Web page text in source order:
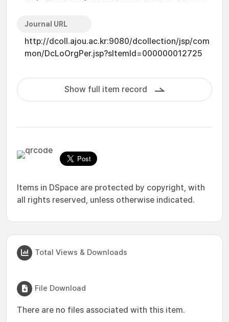
Journal URL
http://dcoll.ajou.ac.kr:9080/dcollection/jsp/com
mon/DcLoOrgPer.jsp?sItemId=000000012725
Show full item record
Items in DSpace are protected by copyright, with
all rights reserved, unless otherwise indicated.
Total Views & Downloads
File Download
There are no files associated with this item.